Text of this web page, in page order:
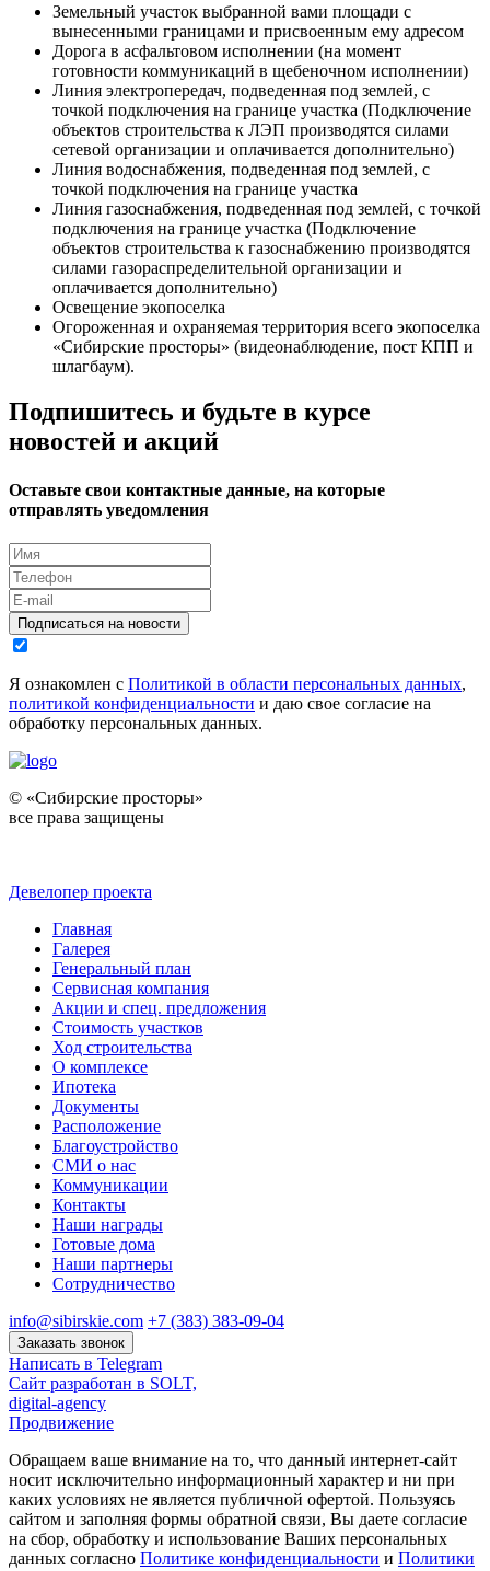
Земельный участок выбранной вами площади с
вынесенными границами и присвоенным ему адресом
Дорога в асфальтовом исполнении (на момент
готовности коммуникаций в щебеночном исполнении)
Линия электропередач, подведенная под землей, с
точкой подключения на границе участка (Подключение
объектов строительства к ЛЭП производятся силами
сетевой организации и оплачивается дополнительно)
Линия водоснабжения, подведенная под землей, с
точкой подключения на границе участка
Линия газоснабжения, подведенная под землей, с точкой
подключения на границе участка (Подключение
объектов строительства к газоснабжению производятся
силами газораспределительной организации и
оплачивается дополнительно)
Освещение экопоселка
Огороженная и охраняемая территория всего экопоселка
«Сибирские просторы» (видеонаблюдение, пост КПП и
шлагбаум).
Подпишитесь и будьте в курсе
новостей и акций
Оставьте свои контактные данные, на которые
отправлять уведомления
Подписаться на новости
Я ознакомлен с Политикой в области персональных данных,
политикой конфиденциальности и даю свое согласие на
обработку персональных данных.
© «Сибирские просторы»
все права защищены
Девелопер проекта
Главная
Галерея
Генеральный план
Сервисная компания
Акции и спец. предложения
Стоимость участков
Ход строительства
О комплексе
Ипотека
Документы
Расположение
Благоустройство
СМИ о нас
Коммуникации
Контакты
Наши награды
Готовые дома
Наши партнеры
Сотрудничество
info@sibirskie.com +7 (383) 383-09-04
Заказать звонок
Написать в Telegram
Сайт разработан в SOLT,
digital-agency
Продвижение
Обращаем ваше внимание на то, что данный интернет-сайт
носит исключительно информационный характер и ни при
каких условиях не является публичной офертой. Пользуясь
сайтом и заполняя формы обратной связи, Вы даете согласие
на сбор, обработку и использование Ваших персональных
данных согласно Политике конфиденциальности и Политики